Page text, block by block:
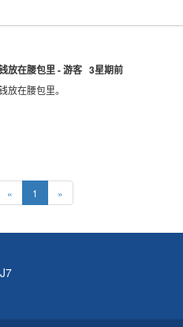
放在腰包里 - 游客 3星期前
在腰包里。
« 1 »